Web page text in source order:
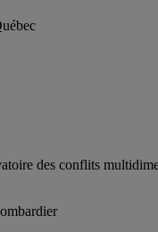
des conflits